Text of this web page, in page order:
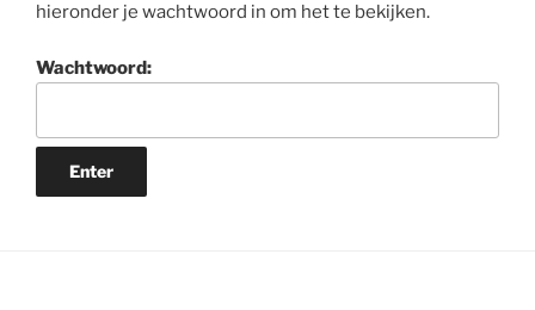
hieronder je wachtwoord in om het te bekijken.
Wachtwoord: